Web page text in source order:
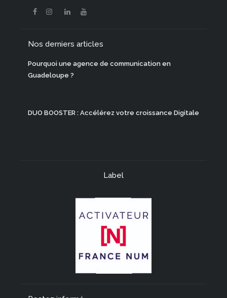
Nos derniers articles
Pourquoi une agence de communication en
Guadeloupe ?
DUO BOOSTER : Accélérez votre croissance Digitale
Label